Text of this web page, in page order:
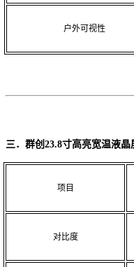
户外可视性
三．群创 23.8寸高亮宽温液晶
项目
对比度